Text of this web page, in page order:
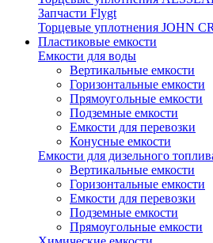
Запчасти Flygt
Торцевые уплотнения JOHN
Пластиковые емкости
Емкости для воды
Вертикальные емкости
Горизонтальные емкости
Прямоугольные емкости
Подземные емкости
Емкости для перевозки
Конусные емкости
Емкости для дизельного
Вертикальные емкости
Горизонтальные емкости
Емкости для перевозки
Подземные емкости
Прямоугольные емкости